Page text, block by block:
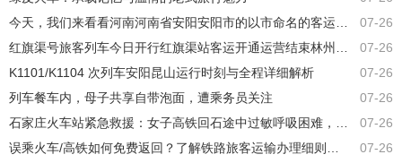
输工具，更是一座移动的豪华餐厅，带你穿越
大饱口福。最近亮相的满汉全席列车，将美食
与美景完美融合，成为了当下旅行界的新宠
07-26
07-26
07-26
K1101/K1104 次列车安阳昆山运行时刻与全程详细解析
07-26
列车餐车内，母子共享自带泡面，遭乘务员关注
07-26
07-26